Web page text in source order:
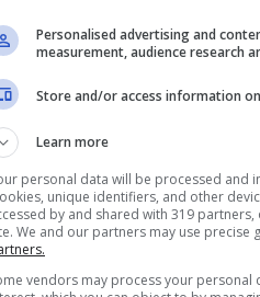
un secondovideoclip del
Personalised advertising and
measurement, audience research
Store and/or access information
Learn more
personal data will be processed and
unique identifiers, and other
by and shared with 319
We and our partners may use precise
vendors may process your personal